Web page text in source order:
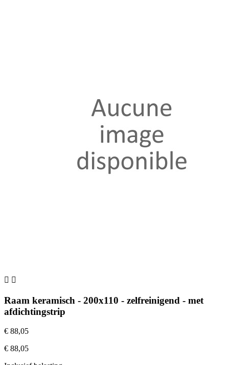
 
Raam keramisch - 200x110 - zelfreinigend - met
afdichtingstrip
€ 88,05
€ 88,05